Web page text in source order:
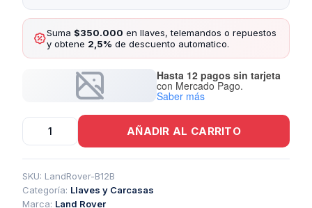
Suma $350.000 en llaves, telemandos o repuestos
y obtene 2,5% de descuento automatico.
Hasta 12 pagos sin tarjeta
con Mercado Pago.
Saber más
Carcasa
Telemando
Presencia
Land
Rover
4
+
AÑADIR AL CARRITO
SKU: LandRover-B12B
Categoría: Llaves y Carcasas
Marca: Land Rover